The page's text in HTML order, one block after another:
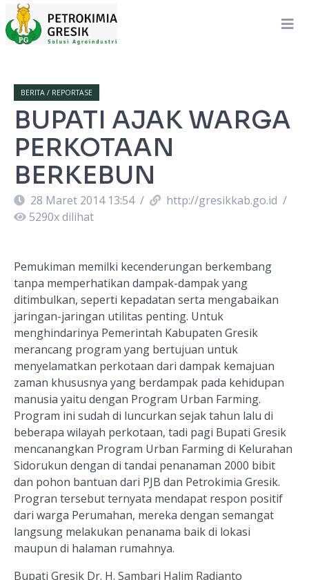
BERITA / REPORTASE
BUPATI AJAK WARGA
PERKOTAAN
BERKEBUN
28 Maret 2014 13:54 / http://gresikkab.go.id /
5290x dilihat
Pemukiman memilki kecenderungan berkembang
tanpa memperhatikan dampak-dampak yang
ditimbulkan, seperti kepadatan serta mengabaikan
jaringan-jaringan utilitas penting. Untuk
menghindarinya Pemerintah Kabupaten Gresik
merancang program yang bertujuan untuk
menyelamatkan perkotaan dari dampak kemajuan
zaman khususnya yang berdampak pada kehidupan
manusia yaitu dengan Program Urban Farming.
Program ini sudah di luncurkan sejak tahun lalu di
beberapa wilayah perkotaan, tadi pagi Bupati Gresik
mencanangkan Program Urban Farming di Kelurahan
Sidorukun dengan di tandai penanaman 2000 bibit
dan pohon bantuan dari PJB dan Petrokimia Gresik.
Progran tersebut ternyata mendapat respon positif
dari warga Perumahan, mereka dengan semangat
langsung melakukan penanama baik di lokasi
maupun di halaman rumahnya.
Bupati Gresik Dr. H. Sambari Halim Radianto